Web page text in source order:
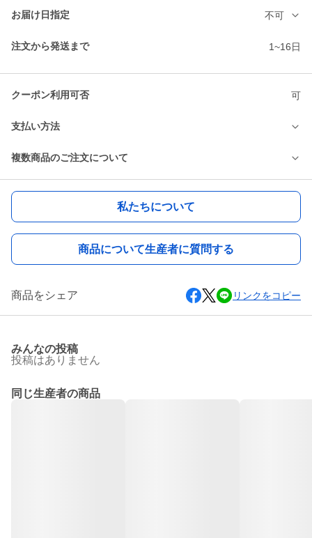
お届け日指定 不可
注文から発送まで 1~16日
クーポン利用可否 可
支払い方法
複数商品のご注文について
私たちについて
商品について生産者に質問する
商品をシェア リンクをコピー
みんなの投稿
投稿はありません
同じ生産者の商品